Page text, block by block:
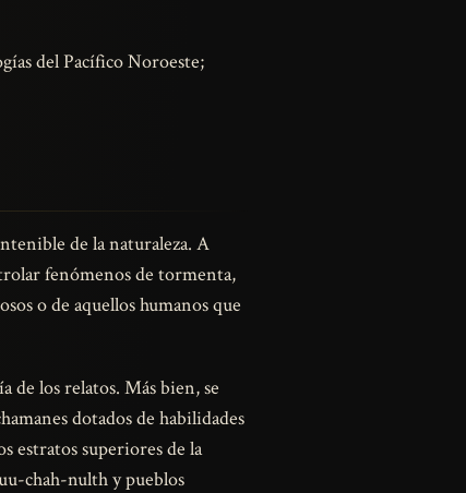
del Pacífico Noroeste;
de la naturaleza. A
fenómenos de tormenta,
o de aquellos humanos que
los relatos. Más bien, se
dotados de habilidades
estratos superiores de la
chah-nulth y pueblos